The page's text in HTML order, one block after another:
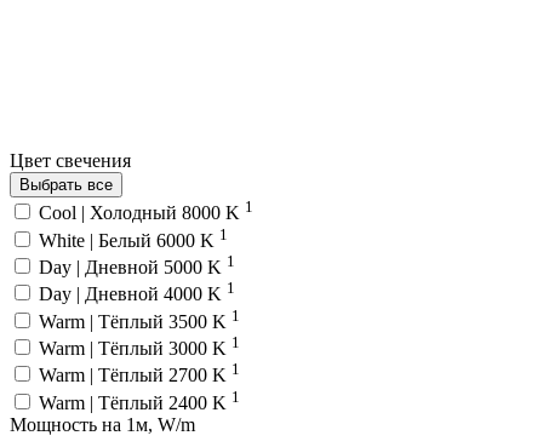
Цвет свечения
Выбрать все
Cool | Холодный 8000 K 1
White | Белый 6000 K 1
Day | Дневной 5000 K 1
Day | Дневной 4000 K 1
Warm | Тёплый 3500 K 1
Warm | Тёплый 3000 K 1
Warm | Тёплый 2700 K 1
Warm | Тёплый 2400 K 1
Мощность на 1м, W/m